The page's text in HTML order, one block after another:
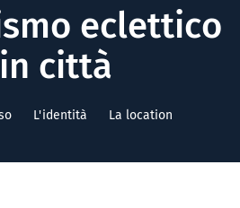
eclettico
in città
L'identità La location